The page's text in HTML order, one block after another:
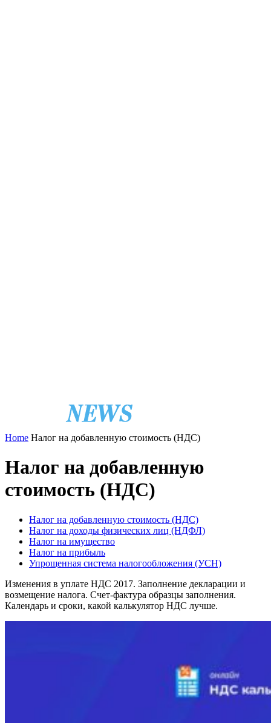
Home Налог на добавленную стоимость (НДС)
Налог на добавленную
стоимость (НДС)
Налог на добавленную стоимость (НДС)
Налог на доходы физических лиц (НДФЛ)
Налог на имущество
Налог на прибыль
Упрощенная система налогообложения (УСН)
Изменения в уплате НДС 2017. Заполнение декларации и
возмещение налога. Счет-фактура образцы заполнения.
Календарь и сроки, какой калькулятор НДС лучше.